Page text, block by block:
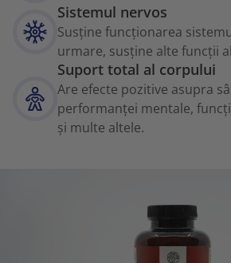
Sistemul nervos
Susține funcționarea
urmare, susține alte funcții
Suport total al corpului
Are efecte pozitive asupra
performanței mentale,
și multe altele.